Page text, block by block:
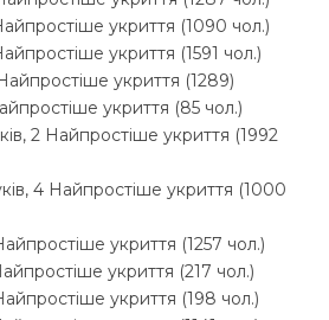
укриття (1090 чол.)
укриття (1591 чол.)
укриття (1289)
укриття (85 чол.)
2 Найпростіше укриття (1992
4 Найпростіше укриття (1000
укриття (1257 чол.)
укриття (217 чол.)
укриття (198 чол.)